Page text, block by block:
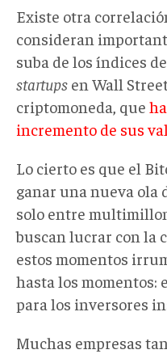
Existe otra
consideran
suba de los índices
startups en Wall
criptomoneda, que
incremento de sus
Lo cierto es que el
ganar una nueva ola
solo entre
buscan lucrar con la
estos momentos
hasta los
para los inversores
Muchas empresas